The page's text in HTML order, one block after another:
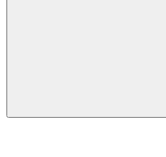
Buscar